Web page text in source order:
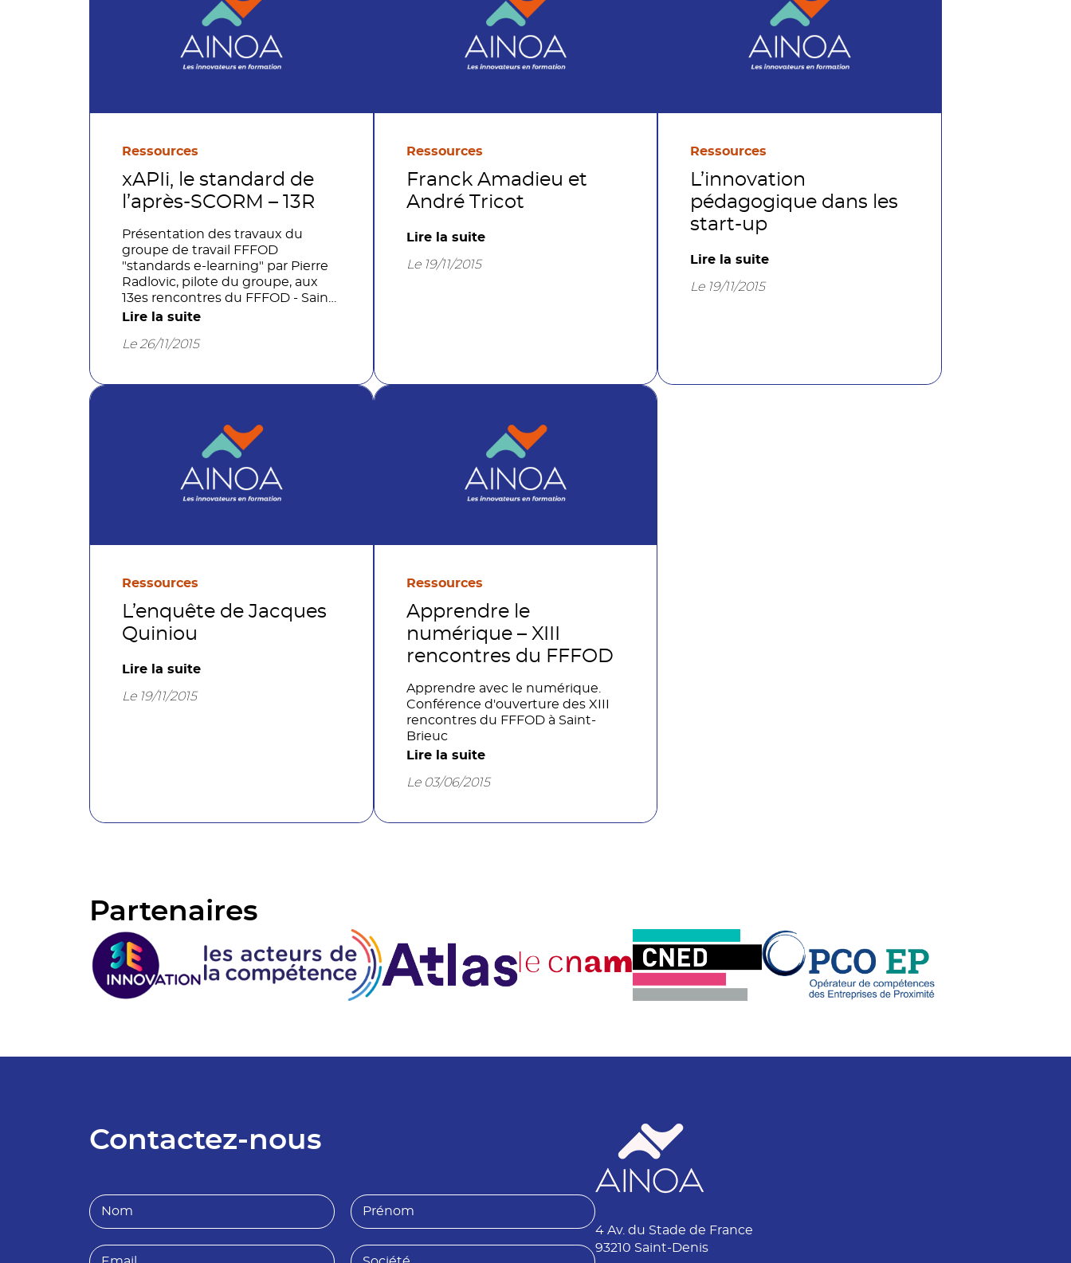
Ressources
xAPIi, le standard de
l’après-SCORM – 13R
Présentation des travaux du
groupe de travail FFFOD
"standards e-learning" par Pierre
Radlovic, pilote du groupe, aux
13es rencontres du FFFOD - Saint-
Brieuc, le 18/11/15.
Lire la suite
Le 26/11/2015
Ressources
Franck Amadieu et
André Tricot
Lire la suite
Le 19/11/2015
Ressources
L’innovation
pédagogique dans les
start-up
Lire la suite
Le 19/11/2015
Ressources
L’enquête de Jacques
Quiniou
Lire la suite
Le 19/11/2015
Ressources
Apprendre le
numérique – XIII
rencontres du FFFOD
Apprendre avec le numérique.
Conférence d'ouverture des XIII
rencontres du FFFOD à Saint-
Brieuc
Lire la suite
Le 03/06/2015
Partenaires
Contactez-nous
N
o
m
P
r
n
E
S
4 Av. du Stade de France
93210 Saint-Denis